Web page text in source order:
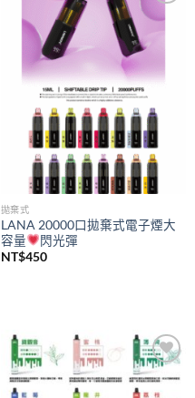
Add to
wishlist
拋棄式
LANA 20000口拋棄式電子煙大
容量
閃光彈
NT$450
Add to